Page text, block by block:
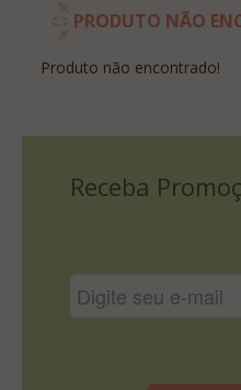
Site
Lista
PRODUTO NÃO
Produto não encontrado!
Receba